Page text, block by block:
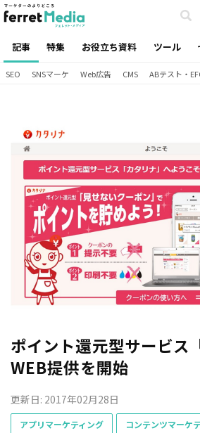
記事 特集 お役立ち資料 ツール
SEO SNSマーケ Web広告 CMS ABテスト・
ポイント還元型サービス
WEB提供を開始
更新日: 2017年02月28日
アプリマーケティング コンテンツマーケ